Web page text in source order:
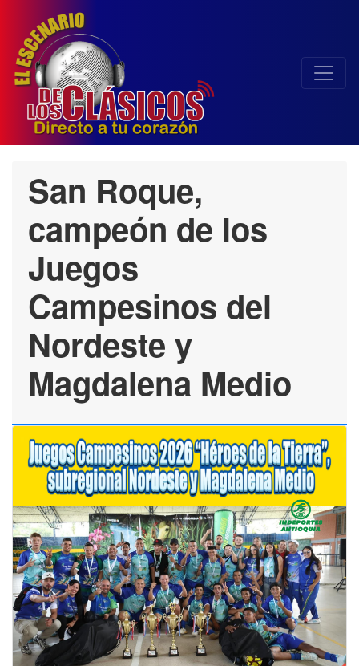
San Roque,
campeón de los
Juegos
Campesinos del
Nordeste y
Magdalena Medio